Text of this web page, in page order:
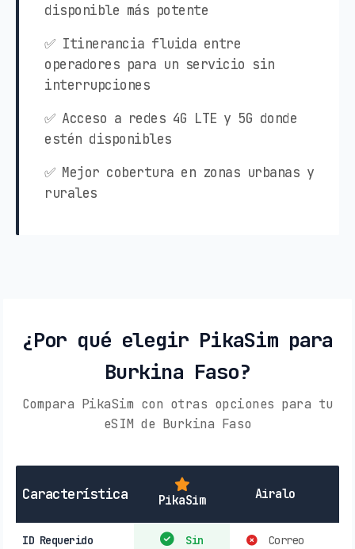
disponible más potente
✅ Itinerancia fluida entre
operadores para un servicio sin
interrupciones
✅ Acceso a redes 4G LTE y 5G donde
estén disponibles
✅ Mejor cobertura en zonas urbanas y
rurales
¿Por qué elegir PikaSim para
Burkina Faso?
Compara PikaSim con otras opciones para tu
eSIM de Burkina Faso
Característica PikaSim Airalo
ID Requerido
Sin
Correo